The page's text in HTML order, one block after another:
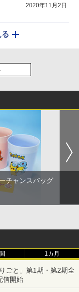
2020年11月2日
チャンスバッグ
1カ月
ごと」第1期・第2期全
信開始